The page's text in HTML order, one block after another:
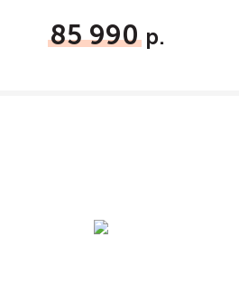
85 990